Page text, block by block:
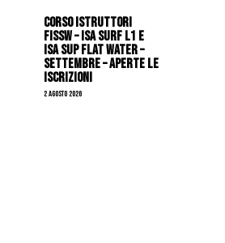
CORSO ISTRUTTORI
FISSW – ISA SURF L1 e
ISA SUP Flat Water –
SETTEMBRE – APERTE LE
ISCRIZIONI
2 Agosto 2026